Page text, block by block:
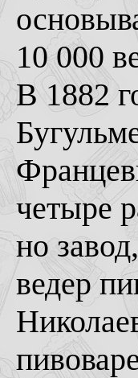
10 000
В 1882
четыре
но
ведер